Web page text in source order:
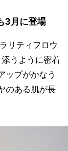
3月に登場
リティフロウ
うように密着
ップがかなう
のある肌が長